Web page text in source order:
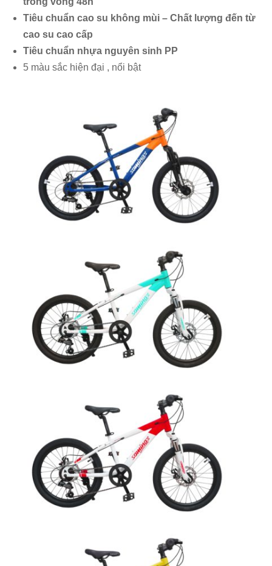
Tiêu chuẩn cao su không mùi – Chất lượng đến từ
cao su cao cấp
Tiêu chuẩn nhựa nguyên sinh PP
5 màu sắc hiện đại , nổi bật